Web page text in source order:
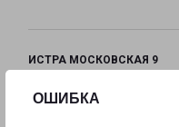
ОШИБКА
ИСТРА МОСКОВСКАЯ 9